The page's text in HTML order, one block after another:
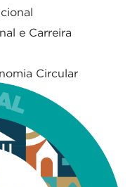
e Carreira
Circular